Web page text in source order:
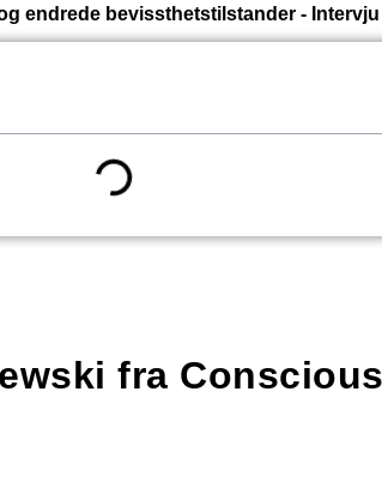
endrede bevissthetstilstander -
fra